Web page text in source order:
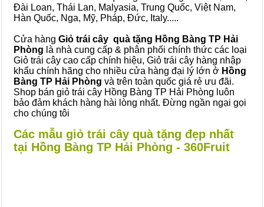
Đài Loan, Thái Lan, Malyasia, Trung Quốc, Việt Nam,
Hàn Quốc, Nga, Mỹ, Pháp, Đức, Italy.....
Cửa hàng Giỏ trái cây quà tặng Hồng Bàng TP Hải
Phòng là nhà cung cấp & phân phối chính thức các loại
Giỏ trái cây cao cấp chính hiệu, Giỏ trái cây hàng nhập
khẩu chính hãng cho nhiều cửa hàng đại lý lớn ở Hồng
Bàng TP Hải Phòng và trên toàn quốc giá rẻ ưu đãi.
Shop bán giỏ trái cây Hồng Bàng TP Hải Phòng luôn
bảo đảm khách hàng hài lòng nhất. Đừng ngần ngại gọi
cho chúng tôi
Các mẫu giỏ trái cây quà tặng đẹp nhất
tại Hồng Bàng TP Hải Phòng - 360Fruit